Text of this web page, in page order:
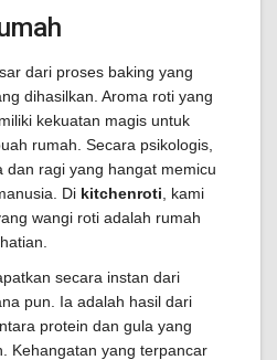
dari proses baking yang
dihasilkan. Aroma roti yang
kekuatan magis untuk
rumah. Secara psikologis,
dan ragi yang hangat memicu
Di kitchenroti , kami
wangi roti adalah rumah
secara instan dari
pun. Ia adalah hasil dari
protein dan gula yang
Kehangatan yang terpancar